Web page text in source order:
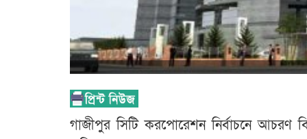
গাজীপুর সিটি করপোরেশন নির্বাচনে আচরণ